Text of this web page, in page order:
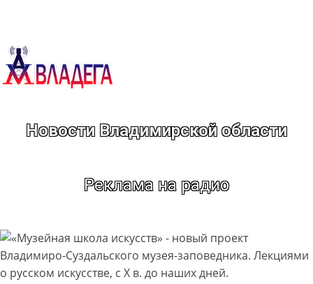
содержимому
Новости Владимирской области
Реклама на радио